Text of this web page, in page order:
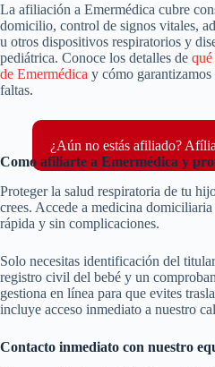
La afiliación a Emermédica cubre
domicilio, control de signos vitales,
u otros dispositivos respiratorios y
pediátrica. Conoce los detalles de
de Emermédica y cómo
faltas.
¿Aún no estás afiliado?
Como afiliarte a Emermédica y
Proteger la salud respiratoria de tu
crees. Accede a medicina
rápida y sin complicaciones.
Solo necesitas identificación del
registro civil del bebé y un
gestiona en línea para que evites
incluye acceso inmediato a nuestro
Contacto inmediato con nuestro